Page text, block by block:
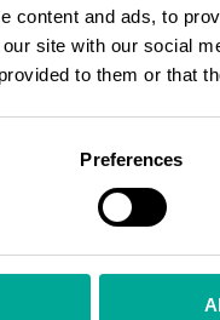
content and ads, to
site with our social
to them or that
Preferences
keskittyy
ja
sulatusuunien
ja reaktiivisia,
kuivaus-,
hiukkaset